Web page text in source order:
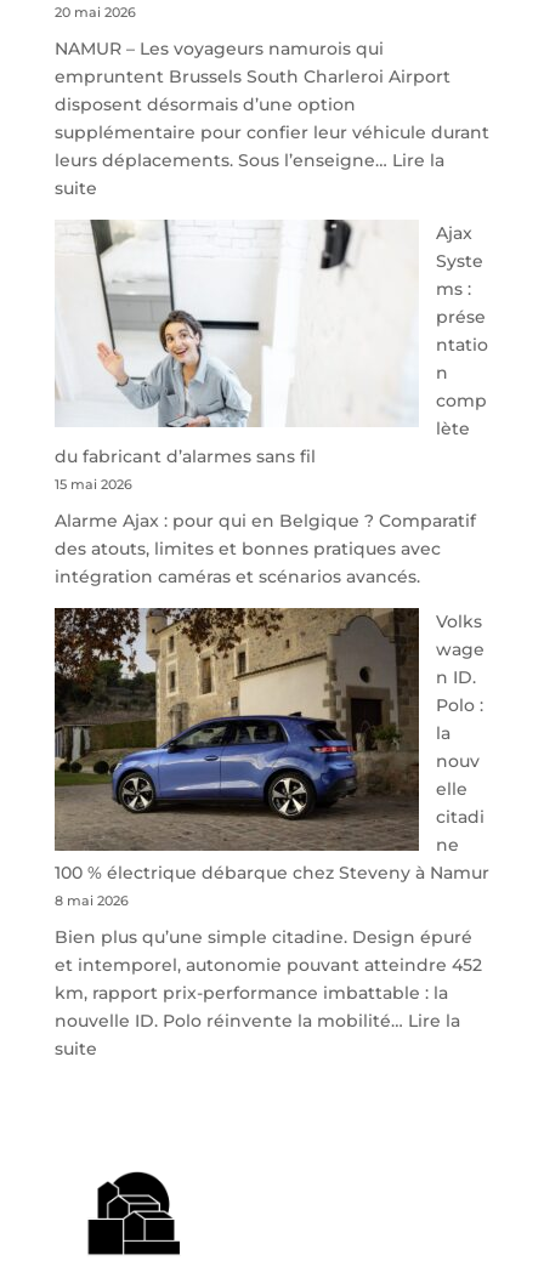
20 mai 2026
NAMUR – Les voyageurs namurois qui
empruntent Brussels South Charleroi Airport
disposent désormais d’une option
supplémentaire pour confier leur véhicule durant
leurs déplacements. Sous l’enseigne… Lire la
suite:
À
40
minutes
de
Namur,
Steveny
Park
redessine
de
parking
sécurisé
à
l’aéroport
de
Charleroi
Ajax
Syste
ms :
prése
ntatio
n
comp
lète
du fabricant d’alarmes sans fil
15 mai 2026
Alarme Ajax : pour qui en Belgique ? Comparatif
des atouts, limites et bonnes pratiques avec
intégration caméras et scénarios avancés.
Volks
wage
n ID.
Polo :
la
nouv
elle
citadi
ne
100 % électrique débarque chez Steveny à Namur
8 mai 2026
Bien plus qu’une simple citadine. Design épuré
et intemporel, autonomie pouvant atteindre 452
km, rapport prix-performance imbattable : la
nouvelle ID. Polo réinvente la mobilité… Lire la
suite:
la
nouvelle
citadine